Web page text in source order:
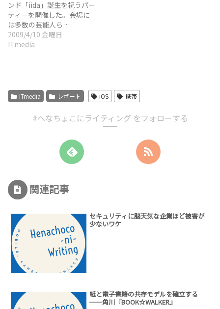
ンド「iida」誕生を祝うパー
ティーを開催した。会場に
は多数の芸能人ら…
2009/4/10 金曜日
ITmedia
ITmedia レポート iOS 携帯
#へなちょこにライティング をフォローする
関連記事
セキュリティに脳天気な企業ほど被害が
少ないワケ
紙と電子書籍の共存モデルを確立する
──角川『BOOK☆WALKER』